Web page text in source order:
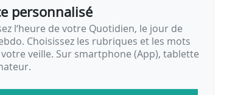
personnalisé
l‘heure de votre Quotidien, le jour de
Choisissez les rubriques et les mots
votre veille. Sur smartphone (App), tablette